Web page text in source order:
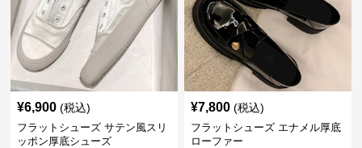
¥6,900 (税込)
フラットシューズ サテン風スリ
ッポン厚底シューズ
¥7,800 (税込)
フラットシューズ エナメル厚底
ローファー